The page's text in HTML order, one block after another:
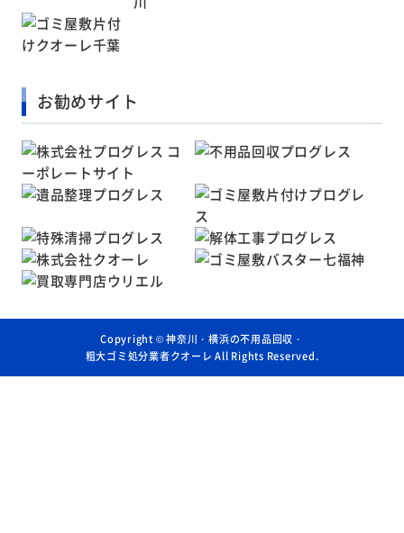
お勧めサイト
Copyright ©神奈川・横浜の不用品回収・
粗大ゴミ処分業者クオーレ All Rights Reserved.